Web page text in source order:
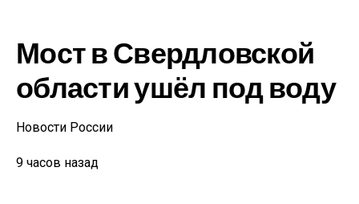
Мост в Свердловской
области ушёл под воду
Новости России
9 часов назад